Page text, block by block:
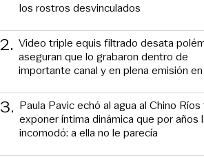
los rostros desvinculados
2. Video triple equis filtrado desata
aseguran que lo grabaron dentro de
importante canal y en plena emisión
3. Paula Pavic echó al agua al Chino
exponer íntima dinámica que por años
incomodó: a ella no le parecía